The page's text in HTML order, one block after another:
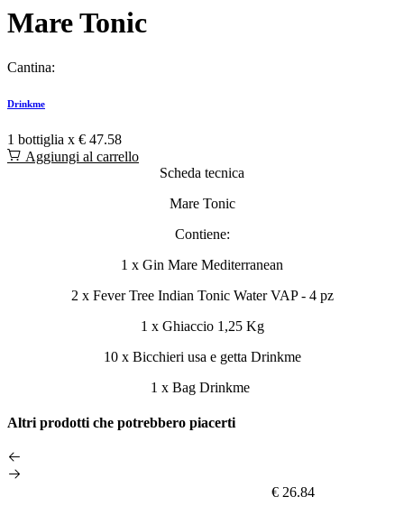
Mare Tonic
Cantina:
Drinkme
1 bottiglia x € 47.58
Aggiungi al carrello
Scheda tecnica
Mare Tonic
Contiene:
1 x Gin Mare Mediterranean
2 x Fever Tree Indian Tonic Water VAP - 4 pz
1 x Ghiaccio 1,25 Kg
10 x Bicchieri usa e getta Drinkme
1 x Bag Drinkme
Altri prodotti che potrebbero piacerti
€ 26.84